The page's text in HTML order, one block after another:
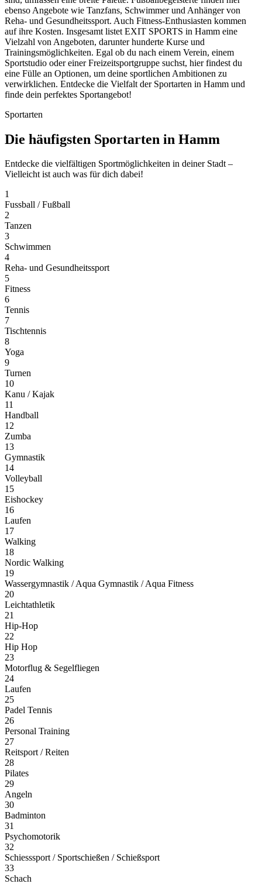
ebenso Angebote wie Tanzfans, Schwimmer und Anhänger von
Reha- und Gesundheitssport. Auch Fitness-Enthusiasten kommen
auf ihre Kosten. Insgesamt listet EXIT SPORTS in Hamm eine
Vielzahl von Angeboten, darunter hunderte Kurse und
Trainingsmöglichkeiten. Egal ob du nach einem Verein, einem
Sportstudio oder einer Freizeitsportgruppe suchst, hier findest du
eine Fülle an Optionen, um deine sportlichen Ambitionen zu
verwirklichen. Entdecke die Vielfalt der Sportarten in Hamm und
finde dein perfektes Sportangebot!
Sportarten
Die häufigsten Sportarten in Hamm
Entdecke die vielfältigen Sportmöglichkeiten in deiner Stadt –
Vielleicht ist auch was für dich dabei!
1
Fussball / Fußball
2
Tanzen
3
Schwimmen
4
Reha- und Gesundheitssport
5
Fitness
6
Tennis
7
Tischtennis
8
Yoga
9
Turnen
10
Kanu / Kajak
11
Handball
12
Zumba
13
Gymnastik
14
Volleyball
15
Eishockey
16
Laufen
17
Walking
18
Nordic Walking
19
Wassergymnastik / Aqua Gymnastik / Aqua Fitness
20
Leichtathletik
21
Hip-Hop
22
Hip Hop
23
Motorflug & Segelfliegen
24
Laufen
25
Padel Tennis
26
Personal Training
27
Reitsport / Reiten
28
Pilates
29
Angeln
30
Badminton
31
Psychomotorik
32
Schiesssport / Sportschießen / Schießsport
33
Schach